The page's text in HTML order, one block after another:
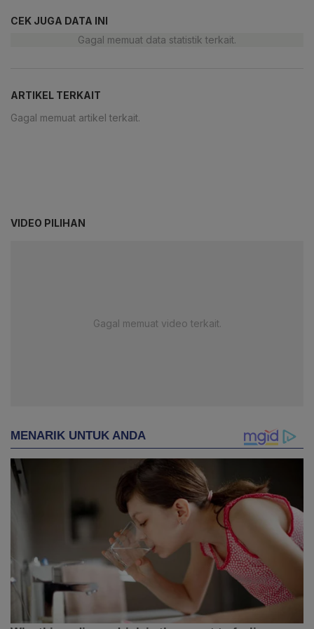
CEK JUGA DATA INI
Gagal memuat data statistik terkait.
ARTIKEL TERKAIT
Gagal memuat artikel terkait.
VIDEO PILIHAN
Gagal memuat video terkait.